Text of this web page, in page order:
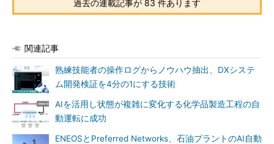
過去の連載記事が 83 件あります
関連記事
熟練技能者の操作ログからノウハウ抽出、DXシステ
ム開発検証を4分の1にする技術
AIを活用し状態が複雑に変化する化学品製造工程の自
動運転に成功
ENEOSとPreferred Networks、石油プラントのAI自動